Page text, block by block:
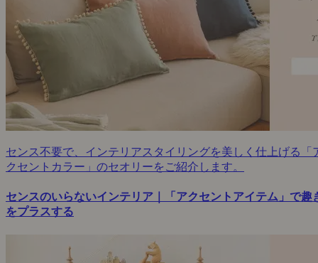
センス不要で、インテリアスタイリングを美しく仕上げる「
クセントカラー」のセオリーをご紹介します。
センスのいらないインテリア｜「アクセントアイテム」で趣
をプラスする